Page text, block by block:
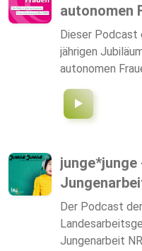
autonomen
Dieser Podcast
jährigen
autonomen
Dachverband
werden
Klientinnen
November
Tag von Gewalt
junge*junge
Der Podcast der
Jungenarbeit